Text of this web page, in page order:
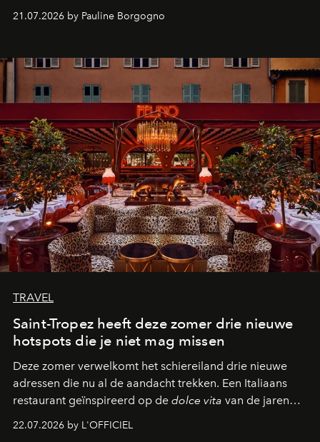
21.07.2026 by Pauline Borgogno
TRAVEL
Saint-Tropez heeft deze zomer drie nieuwe
hotspots die je niet mag missen
Deze zomer verwelkomt het schiereiland drie nieuwe
adressen die nu al de aandacht trekken. Een Italiaans
restaurant geïnspireerd op de dolce vita van de jaren
verandert in een bruisende ontmoetingsplek en de
22.07.2026 by L'OFFICIEL